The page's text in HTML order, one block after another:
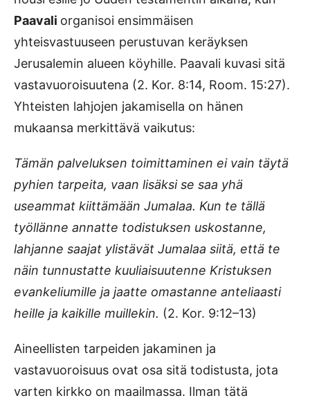
Paavali organisoi ensimmäisen
yhteisvastuuseen perustuvan keräyksen
Jerusalemin alueen köyhille. Paavali kuvasi sitä
vastavuoroisuutena (2. Kor. 8:14, Room. 15:27).
Yhteisten lahjojen jakamisella on hänen
mukaansa merkittävä vaikutus:
Tämän palveluksen toimittaminen ei vain täytä
pyhien tarpeita, vaan lisäksi se saa yhä
useammat kiittämään Jumalaa. Kun te tällä
työllänne annatte todistuksen uskostanne,
lahjanne saajat ylistävät Jumalaa siitä, että te
näin tunnustatte kuuliaisuutenne Kristuksen
evankeliumille ja jaatte omastanne anteliaasti
heille ja kaikille muillekin. (2. Kor. 9:12–13)
Aineellisten tarpeiden jakaminen ja
vastavuoroisuus ovat osa sitä todistusta, jota
varten kirkko on maailmassa. Ilman tätä